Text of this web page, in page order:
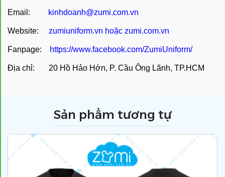
Email: kinhdoanh@zumi.com.vn
Website: zumiuniform.vn hoặc zumi.com.vn
Fanpage: https://www.facebook.com/ZumiUniform/
Địa chỉ: 20 Hồ Hảo Hớn, P. Cầu Ông Lãnh, TP.HCM
Sản phẩm tương tự